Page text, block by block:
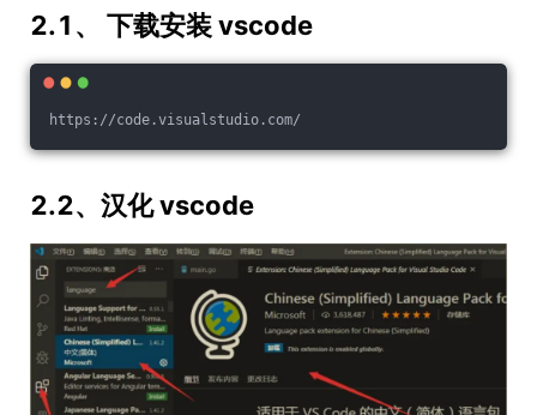
2.1、 下载安装 vscode
https://code.visualstudio.com/
2.2、汉化 vscode